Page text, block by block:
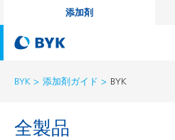
添加剤
BYK 添加剤ガイド BYK
全製品